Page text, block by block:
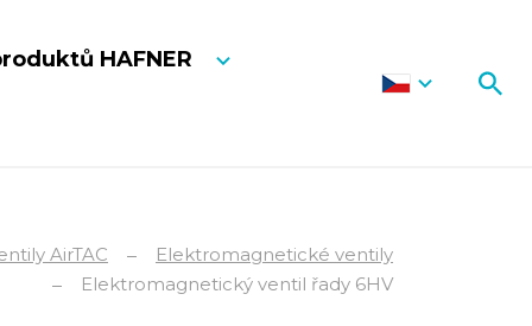
HAFNER
AirTAC
Elektromagnetické ventily
Elektromagnetický ventil řady 6HV